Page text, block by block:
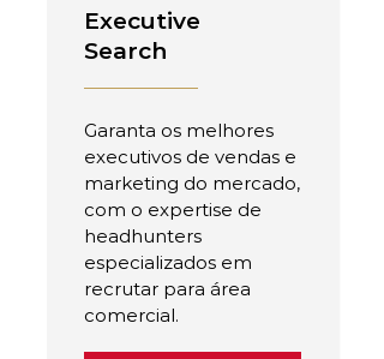
Executive
Search
Garanta os melhores
executivos de vendas e
marketing do mercado,
com o expertise de
headhunters
especializados em
recrutar para área
comercial.